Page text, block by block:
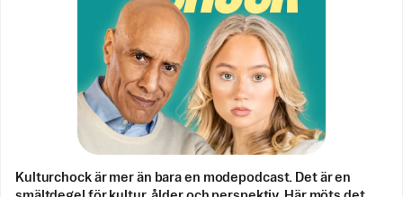
Kulturchock är mer än bara en modepodcast. Det är en